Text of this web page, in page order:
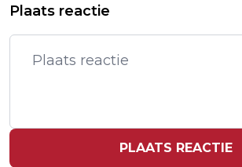
CARNAVALSVIERDERS
WALL STREET IN DE PLUS NA
GRILLIGE HANDEL
Plaats reactie
PLAATS REACTIE